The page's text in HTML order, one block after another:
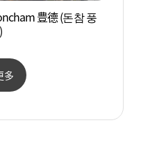
豊德 (돈참 풍
多